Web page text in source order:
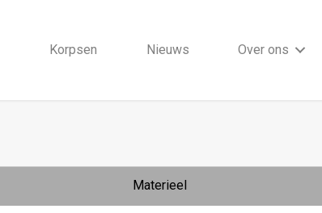
Korpsen Nieuws Over ons
Materieel